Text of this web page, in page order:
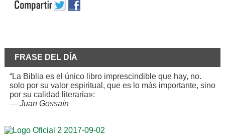
FRASE DEL DÍA
“La Biblia es el único libro imprescindible que hay, no.
solo por su valor espiritual, que es lo más importante, sino
por su calidad literaria»:
— Juan Gossaín